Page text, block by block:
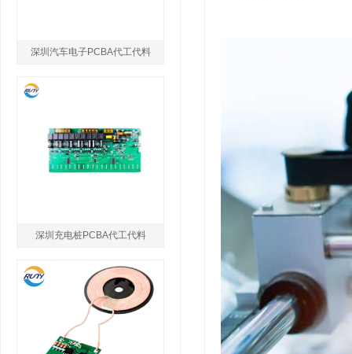
深圳汽车电子PCBA代工代料
深圳充电桩PCBA代工代料